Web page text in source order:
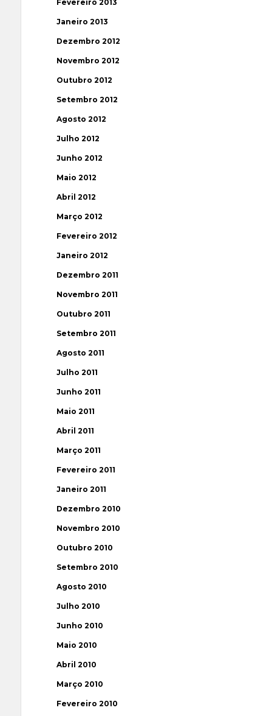
Fevereiro 2013
Janeiro 2013
Dezembro 2012
Novembro 2012
Outubro 2012
Setembro 2012
Agosto 2012
Julho 2012
Junho 2012
Maio 2012
Abril 2012
Março 2012
Fevereiro 2012
Janeiro 2012
Dezembro 2011
Novembro 2011
Outubro 2011
Setembro 2011
Agosto 2011
Julho 2011
Junho 2011
Maio 2011
Abril 2011
Março 2011
Fevereiro 2011
Janeiro 2011
Dezembro 2010
Novembro 2010
Outubro 2010
Setembro 2010
Agosto 2010
Julho 2010
Junho 2010
Maio 2010
Abril 2010
Março 2010
Fevereiro 2010